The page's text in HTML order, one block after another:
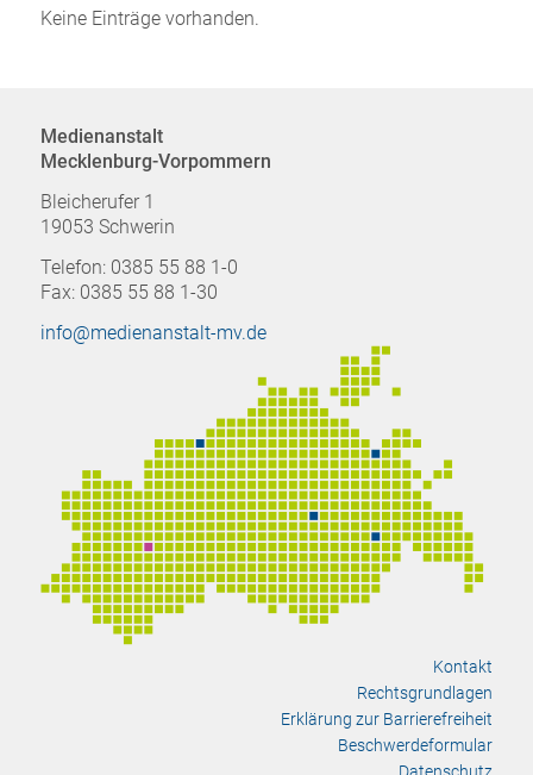
Keine Einträge vorhanden.
Medienanstalt
Mecklenburg-Vorpommern
Bleicherufer 1
19053 Schwerin
Telefon: 0385 55 88 1-0
Fax: 0385 55 88 1-30
info@medienanstalt-mv.de
Kontakt
Rechtsgrundlagen
Erklärung zur Barrierefreiheit
Beschwerdeformular
Datenschutz